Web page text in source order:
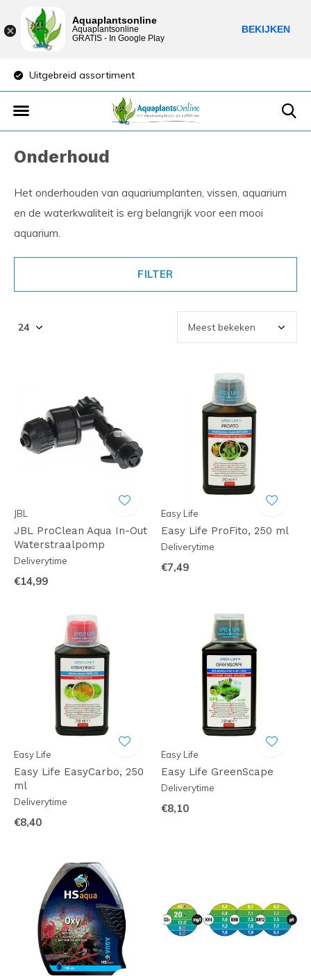
Uitgebreid assortiment
Onderhoud
Het onderhouden van aquariumplanten, vissen, aquarium
en de waterkwaliteit is erg belangrijk voor een mooi
aquarium.
FILTER
JBL
JBL ProClean Aqua In-Out
Waterstraalpomp
Deliverytime
€14,99
Easy Life
Easy Life ProFito, 250 ml
Deliverytime
€7,49
Easy Life
Easy Life EasyCarbo, 250
ml
Deliverytime
€8,40
Easy Life
Easy Life GreenScape
Deliverytime
€8,10
Aquaplantsonline
Aquaplantsonline
GRATIS - In Google Play
BEKIJKEN